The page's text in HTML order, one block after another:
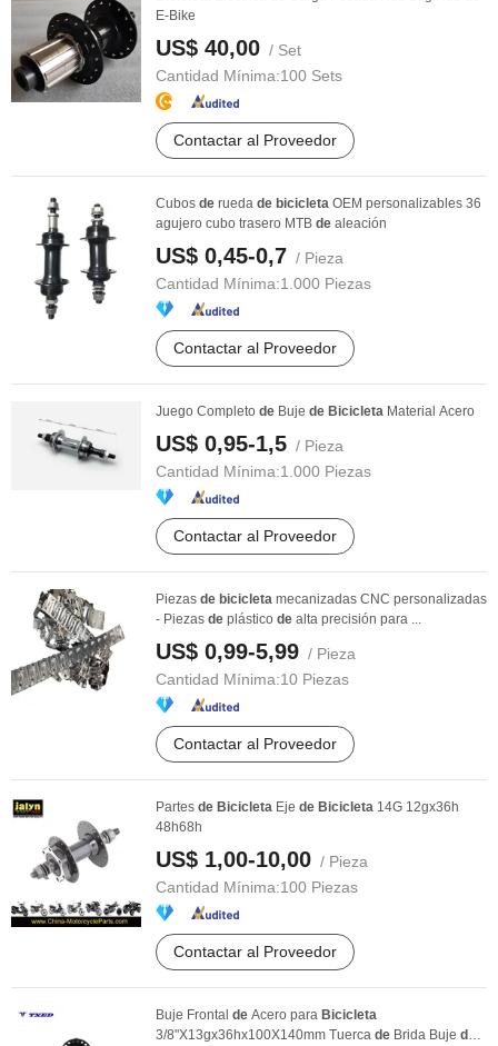
E-Bike
US$ 40,00 / Set
Cantidad Mínima:100 Sets
Contactar al Proveedor
Cubos de rueda de bicicleta OEM personalizables 36
agujero cubo trasero MTB de aleación
US$ 0,45-0,7 / Pieza
Cantidad Mínima:1.000 Piezas
Contactar al Proveedor
Juego Completo de Buje de Bicicleta Material Acero
US$ 0,95-1,5 / Pieza
Cantidad Mínima:1.000 Piezas
Contactar al Proveedor
Piezas de bicicleta mecanizadas CNC personalizadas
- Piezas de plástico de alta precisión para ...
US$ 0,99-5,99 / Pieza
Cantidad Mínima:10 Piezas
Contactar al Proveedor
Partes de Bicicleta Eje de Bicicleta 14G 12gx36h
48h68h
US$ 1,00-10,00 / Pieza
Cantidad Mínima:100 Piezas
Contactar al Proveedor
Buje Frontal de Acero para Bicicleta
3/8"X13gx36hx100X140mm Tuerca de Brida Buje de